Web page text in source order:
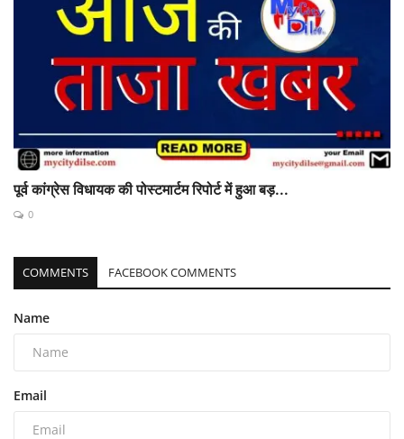
पूर्व कांग्रेस विधायक की पोस्टमार्टम रिपोर्ट में हुआ बड़...
0
COMMENTS FACEBOOK COMMENTS
Name
Email